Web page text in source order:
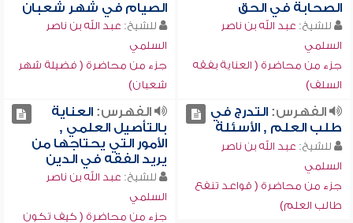
الصحابة في الحق
للشيخ: عبد الله بن ناصر
السلمي
جزء من محاضرة ( العناية بفقه
السلف)
الصيام في شهر شعبان
للشيخ: عبد الله بن ناصر
السلمي
جزء من محاضرة ( فضيلة شهر
شعبان)
الفهرس:التدرج في
طلب العلم , الأسئلة
للشيخ: عبد الله بن ناصر
السلمي
جزء من محاضرة ( قواعد تنفع
طالب العلم)
الفهرس:العناية
بالتأصيل العلمي ,
الأمور التي يحتاجها من
يريد الفقه في الدين
للشيخ: عبد الله بن ناصر
السلمي
جزء من محاضرة ( كيف تكون